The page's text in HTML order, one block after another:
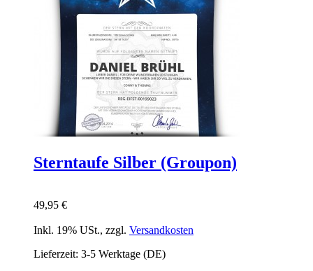
Sterntaufe Silber (Groupon)
49,95 €
Inkl. 19% USt., zzgl. Versandkosten
Lieferzeit: 3-5 Werktage (DE)